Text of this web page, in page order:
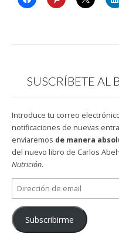
SUSCRÍBETE AL
Introduce tu correo
notificaciones de nuevas
enviaremos de manera
del nuevo libro de Carlos
Nutrición.
Dirección
de
email
Subscribirme